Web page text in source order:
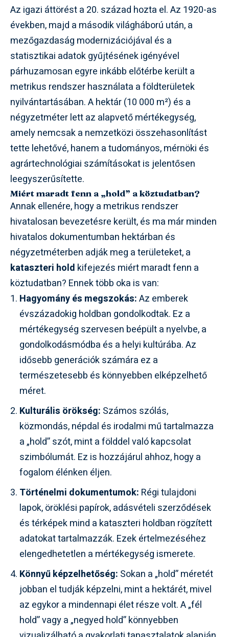
Az igazi áttörést a 20. század hozta el. Az 1920-as
években, majd a második világháború után, a
mezőgazdaság modernizációjával és a
statisztikai adatok gyűjtésének igényével
párhuzamosan egyre inkább előtérbe került a
metrikus rendszer használata a földterületek
nyilvántartásában. A hektár (10 000 m²) és a
négyzetméter lett az alapvető mértékegység,
amely nemcsak a nemzetközi összehasonlítást
tette lehetővé, hanem a tudományos, mérnöki és
agrártechnológiai számításokat is jelentősen
leegyszerűsítette.
Miért maradt fenn a „hold” a köztudatban?
Annak ellenére, hogy a metrikus rendszer
hivatalosan bevezetésre került, és ma már minden
hivatalos dokumentumban hektárban és
négyzetméterben adják meg a területeket, a
kataszteri hold kifejezés miért maradt fenn a
köztudatban? Ennek több oka is van:
Hagyomány és megszokás:Az emberek
évszázadokig holdban gondolkodtak. Ez a
mértékegység szervesen beépült a nyelvbe, a
gondolkodásmódba és a helyi kultúrába. Az
idősebb generációk számára ez a
természetesebb és könnyebben elképzelhető
méret.
Kulturális örökség: Számos szólás,
közmondás, népdal és irodalmi mű tartalmazza
a „hold” szót, mint a földdel való kapcsolat
szimbólumát. Ez is hozzájárul ahhoz, hogy a
fogalom élénken éljen.
Történelmi dokumentumok: Régi tulajdoni
lapok, öröklési papírok, adásvételi szerződések
és térképek mind a kataszteri holdban rögzített
adatokat tartalmazzák. Ezek értelmezéséhez
elengedhetetlen a mértékegység ismerete.
Könnyű képzelhetőség: Sokan a „hold” méretét
jobban el tudják képzelni, mint a hektárét, mivel
az egykor a mindennapi élet része volt. A „fél
hold” vagy a „negyed hold” könnyebben